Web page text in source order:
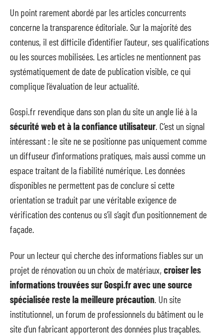
Un point rarement abordé par les articles concurrents
concerne la transparence éditoriale. Sur la majorité des
contenus, il est difficile d’identifier l’auteur, ses qualifications
ou les sources mobilisées. Les articles ne mentionnent pas
systématiquement de date de publication visible, ce qui
complique l’évaluation de leur actualité.
Gospi.fr revendique dans son plan du site un angle lié à la
sécurité web et à la confiance utilisateur. C’est un signal
intéressant : le site ne se positionne pas uniquement comme
un diffuseur d’informations pratiques, mais aussi comme un
espace traitant de la fiabilité numérique. Les données
disponibles ne permettent pas de conclure si cette
orientation se traduit par une véritable exigence de
vérification des contenus ou s’il s’agit d’un positionnement de
façade.
Pour un lecteur qui cherche des informations fiables sur un
projet de rénovation ou un choix de matériaux, croiser les
informations trouvées sur Gospi.fr avec une source
spécialisée reste la meilleure précaution . Un site
institutionnel, un forum de professionnels du bâtiment ou le
site d’un fabricant apporteront des données plus traçables.